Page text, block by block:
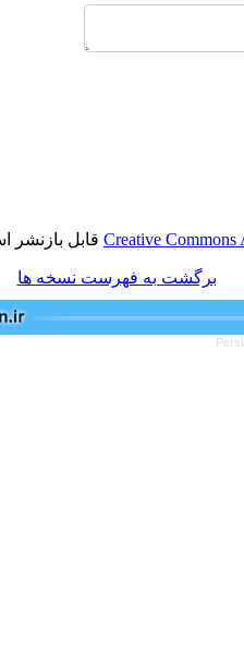
قابل بازنشر است.
نسخه ها